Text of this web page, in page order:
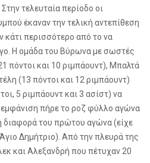
τελευταία περίοδο οι
έκαναν την τελική αντεπίθεση
περισσότερο από το να
Η ομάδα του Βύρωνα με σωστές
πόντοι και 10 ριμπάουντ), Μπαλτά
(13 πόντοι και 12 ριμπάουντ)
5 ριμπάουντ και 3 ασίστ) να
πήρε το ροζ φύλλο αγώνα
διαφορά του πρώτου αγώνα (είχε
Δημήτριο). Από την πλευρά της
και Αλεξανδρή που πέτυχαν 20